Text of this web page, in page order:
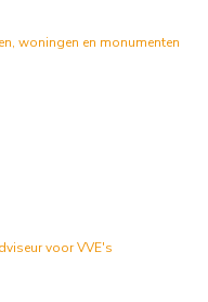
woningen en monumenten
voor VVE's